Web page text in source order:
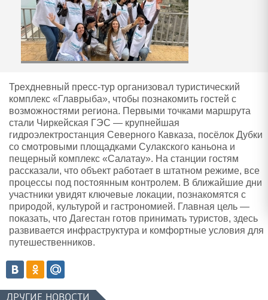
Трехдневный пресс-тур организовал туристический
комплекс «Главрыба», чтобы познакомить гостей с
возможностями региона. Первыми точками маршрута
стали Чиркейская ГЭС — крупнейшая
гидроэлектростанция Северного Кавказа, посёлок Дубки
со смотровыми площадками Сулакского каньона и
пещерный комплекс «Салатау». На станции гостям
рассказали, что объект работает в штатном режиме, все
процессы под постоянным контролем. В ближайшие дни
участники увидят ключевые локации, познакомятся с
природой, культурой и гастрономией. Главная цель —
показать, что Дагестан готов принимать туристов, здесь
развивается инфраструктура и комфортные условия для
путешественников.
ДРУГИЕ НОВОСТИ